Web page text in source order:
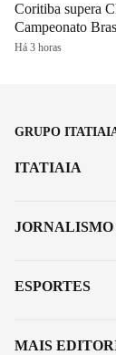
Coritiba supera
Campeonato
Há 3 horas
GRUPO
ITATIAIA
JORNALISMO
ESPORTES
MAIS